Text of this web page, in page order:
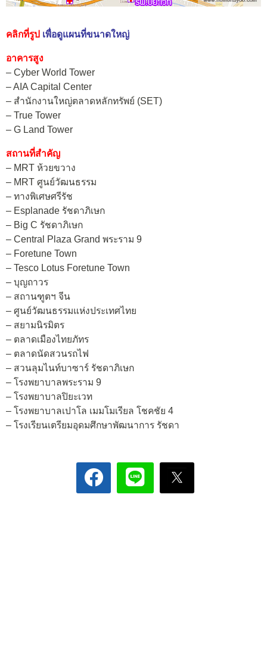
คลิกที่รูป เพื่อดูแผนที่ขนาดใหญ่
อาคารสูง
– Cyber World Tower
– AIA Capital Center
– สำนักงานใหญ่ตลาดหลักทรัพย์ (SET)
– True Tower
– G Land Tower
สถานที่สำคัญ
– MRT ห้วยขวาง
– MRT ศูนย์วัฒนธรรม
– ทางพิเศษศรีรัช
– Esplanade รัชดาภิเษก
– Big C รัชดาภิเษก
– Central Plaza Grand พระราม 9
– Foretune Town
– Tesco Lotus Foretune Town
– บุญถาวร
– สถานฑูตฯ จีน
– ศูนย์วัฒนธรรมแห่งประเทศไทย
– สยามนิรมิตร
– ตลาดเมืองไทยภัทร
– ตลาดนัดสวนรถไฟ
– สวนลุมไนท์บาซาร์ รัชดาภิเษก
– โรงพยาบาลพระราม 9
– โรงพยาบาลปิยะเวท
– โรงพยาบาลเปาโล เมมโมเรียล โชคชัย 4
– โรงเรียนเตรียมอุดมศึกษาพัฒนาการ รัชดา